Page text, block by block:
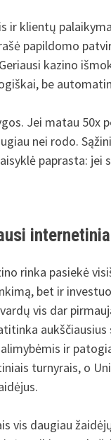
ir klientų
papildomo
kazino
be
Jei matau 50x
nei rodo.
paprasta:
rinka pasiekė
bet ir
vis dar
ir
turnyrais, o
vis daugiau